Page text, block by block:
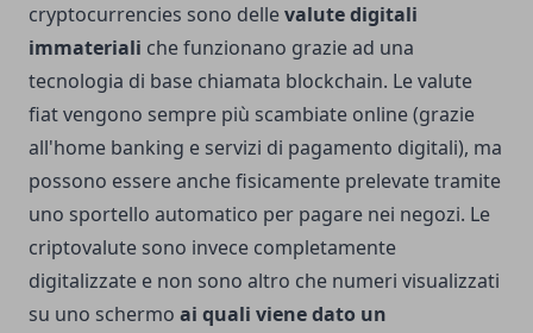
cryptocurrencies sono dellevalute digitali
immateriali che funzionano grazie ad una
tecnologia di base chiamata blockchain. Le valute
fiat vengono sempre più scambiate online (grazie
all'home banking e servizi di pagamento digitali), ma
possono essere anche fisicamente prelevate tramite
uno sportello automatico per pagare nei negozi. Le
criptovalute sono invece completamente
digitalizzate e non sono altro che numeri visualizzati
su uno schermo ai quali viene dato un